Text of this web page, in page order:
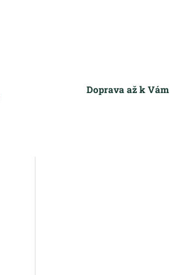
Doprava až k